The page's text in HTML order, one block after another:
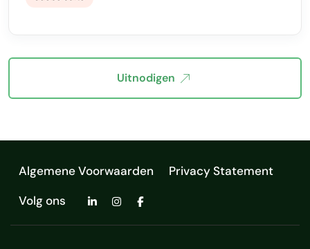
Uitnodigen
Algemene Voorwaarden
Privacy Statement
Volg ons